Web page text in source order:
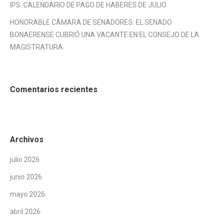
IPS: CALENDARIO DE PAGO DE HABERES DE JULIO
HONORABLE CÁMARA DE SENADORES: EL SENADO
BONAERENSE CUBRIÓ UNA VACANTE EN EL CONSEJO DE LA
MAGISTRATURA
Comentarios recientes
Archivos
julio 2026
junio 2026
mayo 2026
abril 2026